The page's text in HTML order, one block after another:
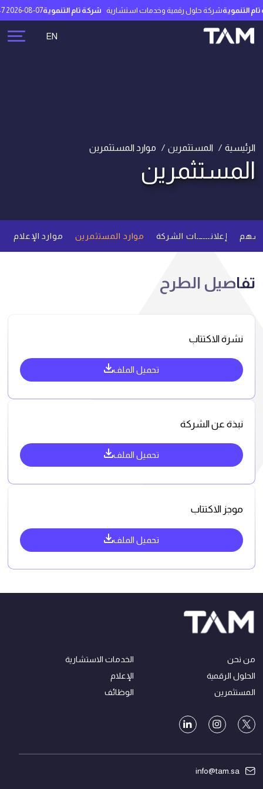
التنمويةشركة حلول رقمية وخدمات استشارية شركة تام التنموية2026-08-07 23:48:47
EN
الرئيسية المستثمرين موارد المستثمرين
المستثمرين
إعلانــــــات الشركة موارد المستثمرين موارد الإعلام
تفاصيل الطرح
نشرة الاكتتاب
تحميل الملف
نبذة عن الشركة
تحميل الملف
موجز الاكتتاب
تحميل الملف
من نحن
الخدمات الاستشارية
الحلول الرقمية
الإعلام
المستثمرين
الوظائف
info@tam.sa